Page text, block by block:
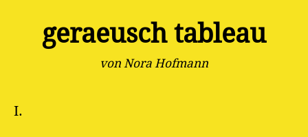
geraeusch tableau
von Nora Hofmann
I.